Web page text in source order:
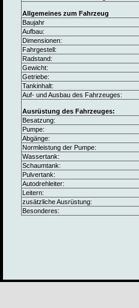
Allgemeines zum Fahrzeug
Baujahr
Aufbau:
Dimensionen:
Fahrgestell:
Radstand:
Gewicht:
Getriebe:
Tankinhalt:
Auf- und Ausbau des Fahrzeuges:
Ausrüstung des Fahrzeuges:
Besatzung:
Pumpe:
Abgänge:
Normleistung der Pumpe:
Wassertank:
Schaumtank:
Pulvertank:
Autodrehleiter:
Leitern:
zusätzliche Ausrüstung:
Besonderes: